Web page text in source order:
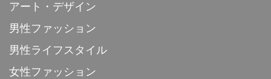
アート・デザイン
男性ファッション
男性ライフスタイル
女性ファッション